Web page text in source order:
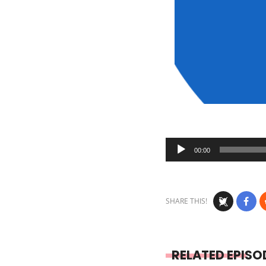
Audio
Player
00:00
SHARE THIS!
RELATED